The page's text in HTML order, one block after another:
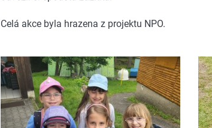
Celá akce byla hrazena z projektu NPO.